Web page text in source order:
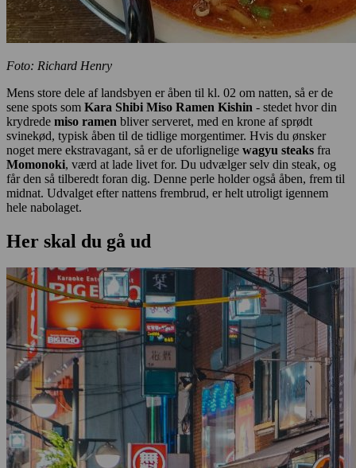
Foto: Richard Henry
Mens store dele af landsbyen er åben til kl. 02 om natten, så er de
sene spots som Kara Shibi Miso Ramen Kishin - stedet hvor din
krydrede miso ramen bliver serveret, med en krone af sprødt
svinekød, typisk åben til de tidlige morgentimer. Hvis du ønsker
noget mere ekstravagant, så er de uforlignelige wagyu steaks fra
Momonoki, værd at lade livet for. Du udvælger selv din steak, og
får den så tilberedt foran dig. Denne perle holder også åben, frem til
midnat. Udvalget efter nattens frembrud, er helt utroligt igennem
hele nabolaget.
Her skal du gå ud